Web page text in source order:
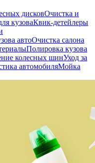
дисковОчистка и
кузоваКвик-детейлеры
автоОчистка салона
Полировка кузова
колесных шинУход за
автомобиляМойка